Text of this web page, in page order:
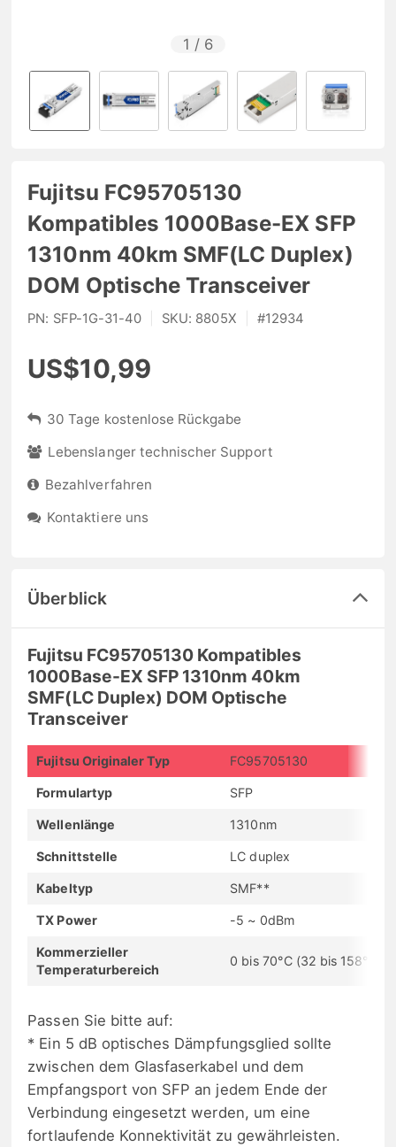
1 / 6
Fujitsu FC95705130
Kompatibles 1000Base-EX SFP
1310nm 40km SMF(LC Duplex)
DOM Optische Transceiver
PN: SFP-1G-31-40 SKU: 8805X #12934
US$10,99
30 Tage kostenlose Rückgabe
Lebenslanger technischer Support
Bezahlverfahren
Kontaktiere uns
Überblick
Fujitsu FC95705130 Kompatibles
1000Base-EX SFP 1310nm 40km
SMF(LC Duplex) DOM Optische
Transceiver
Fujitsu Originaler Typ FC95705130
Formulartyp SFP
Wellenlänge 1310nm
Schnittstelle LC duplex
Kabeltyp SMF**
TX Power -5 ~ 0dBm
Kommerzieller
Temperaturbereich
0 bis 70°C (32 bis 158°F)
Passen Sie bitte auf:
* Ein 5 dB optisches Dämpfungsglied sollte
zwischen dem Glasfaserkabel und dem
Empfangsport von SFP an jedem Ende der
Verbindung eingesetzt werden, um eine
fortlaufende Konnektivität zu gewährleisten.